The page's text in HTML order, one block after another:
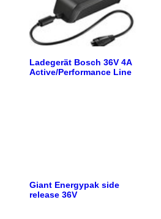
Ladegerät Bosch 36V 4A
Active/Performance Line
Giant Energypak side
release 36V